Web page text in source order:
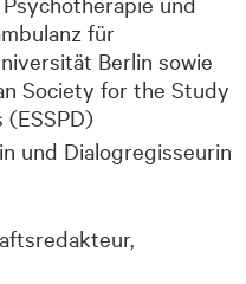
für
Berlin sowie
Society for the Study
und Dialogregisseurin